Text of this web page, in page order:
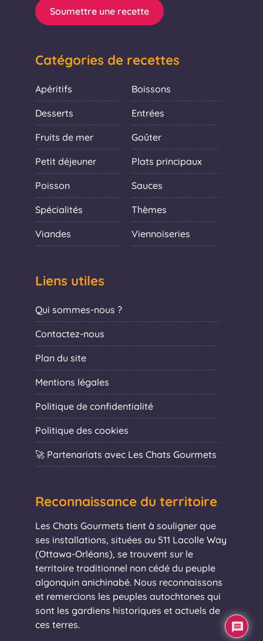
Soumettre une recette
Catégories de recettes
Apéritifs Boissons
Desserts Entrées
Fruits de mer Goûter
Petit déjeuner Plats principaux
Poisson Sauces
Spécialités Thèmes
Viandes Viennoiseries
Liens utiles
Qui sommes-nous ?
Contactez-nous
Plan du site
Mentions légales
Politique de confidentialité
Politique des cookies
🚀 Partenariats avec Les Chats Gourmets
Reconnaissance du territoire
Les Chats Gourmets tient à souligner que
ses installations, situées au 511 Lacolle Way
(Ottawa-Orléans), se trouvent sur le
territoire traditionnel non cédé du peuple
algonquin anichinabé. Nous reconnaissons
et remercions les peuples autochtones qui
sont les gardiens historiques et actuels de
ces terres.